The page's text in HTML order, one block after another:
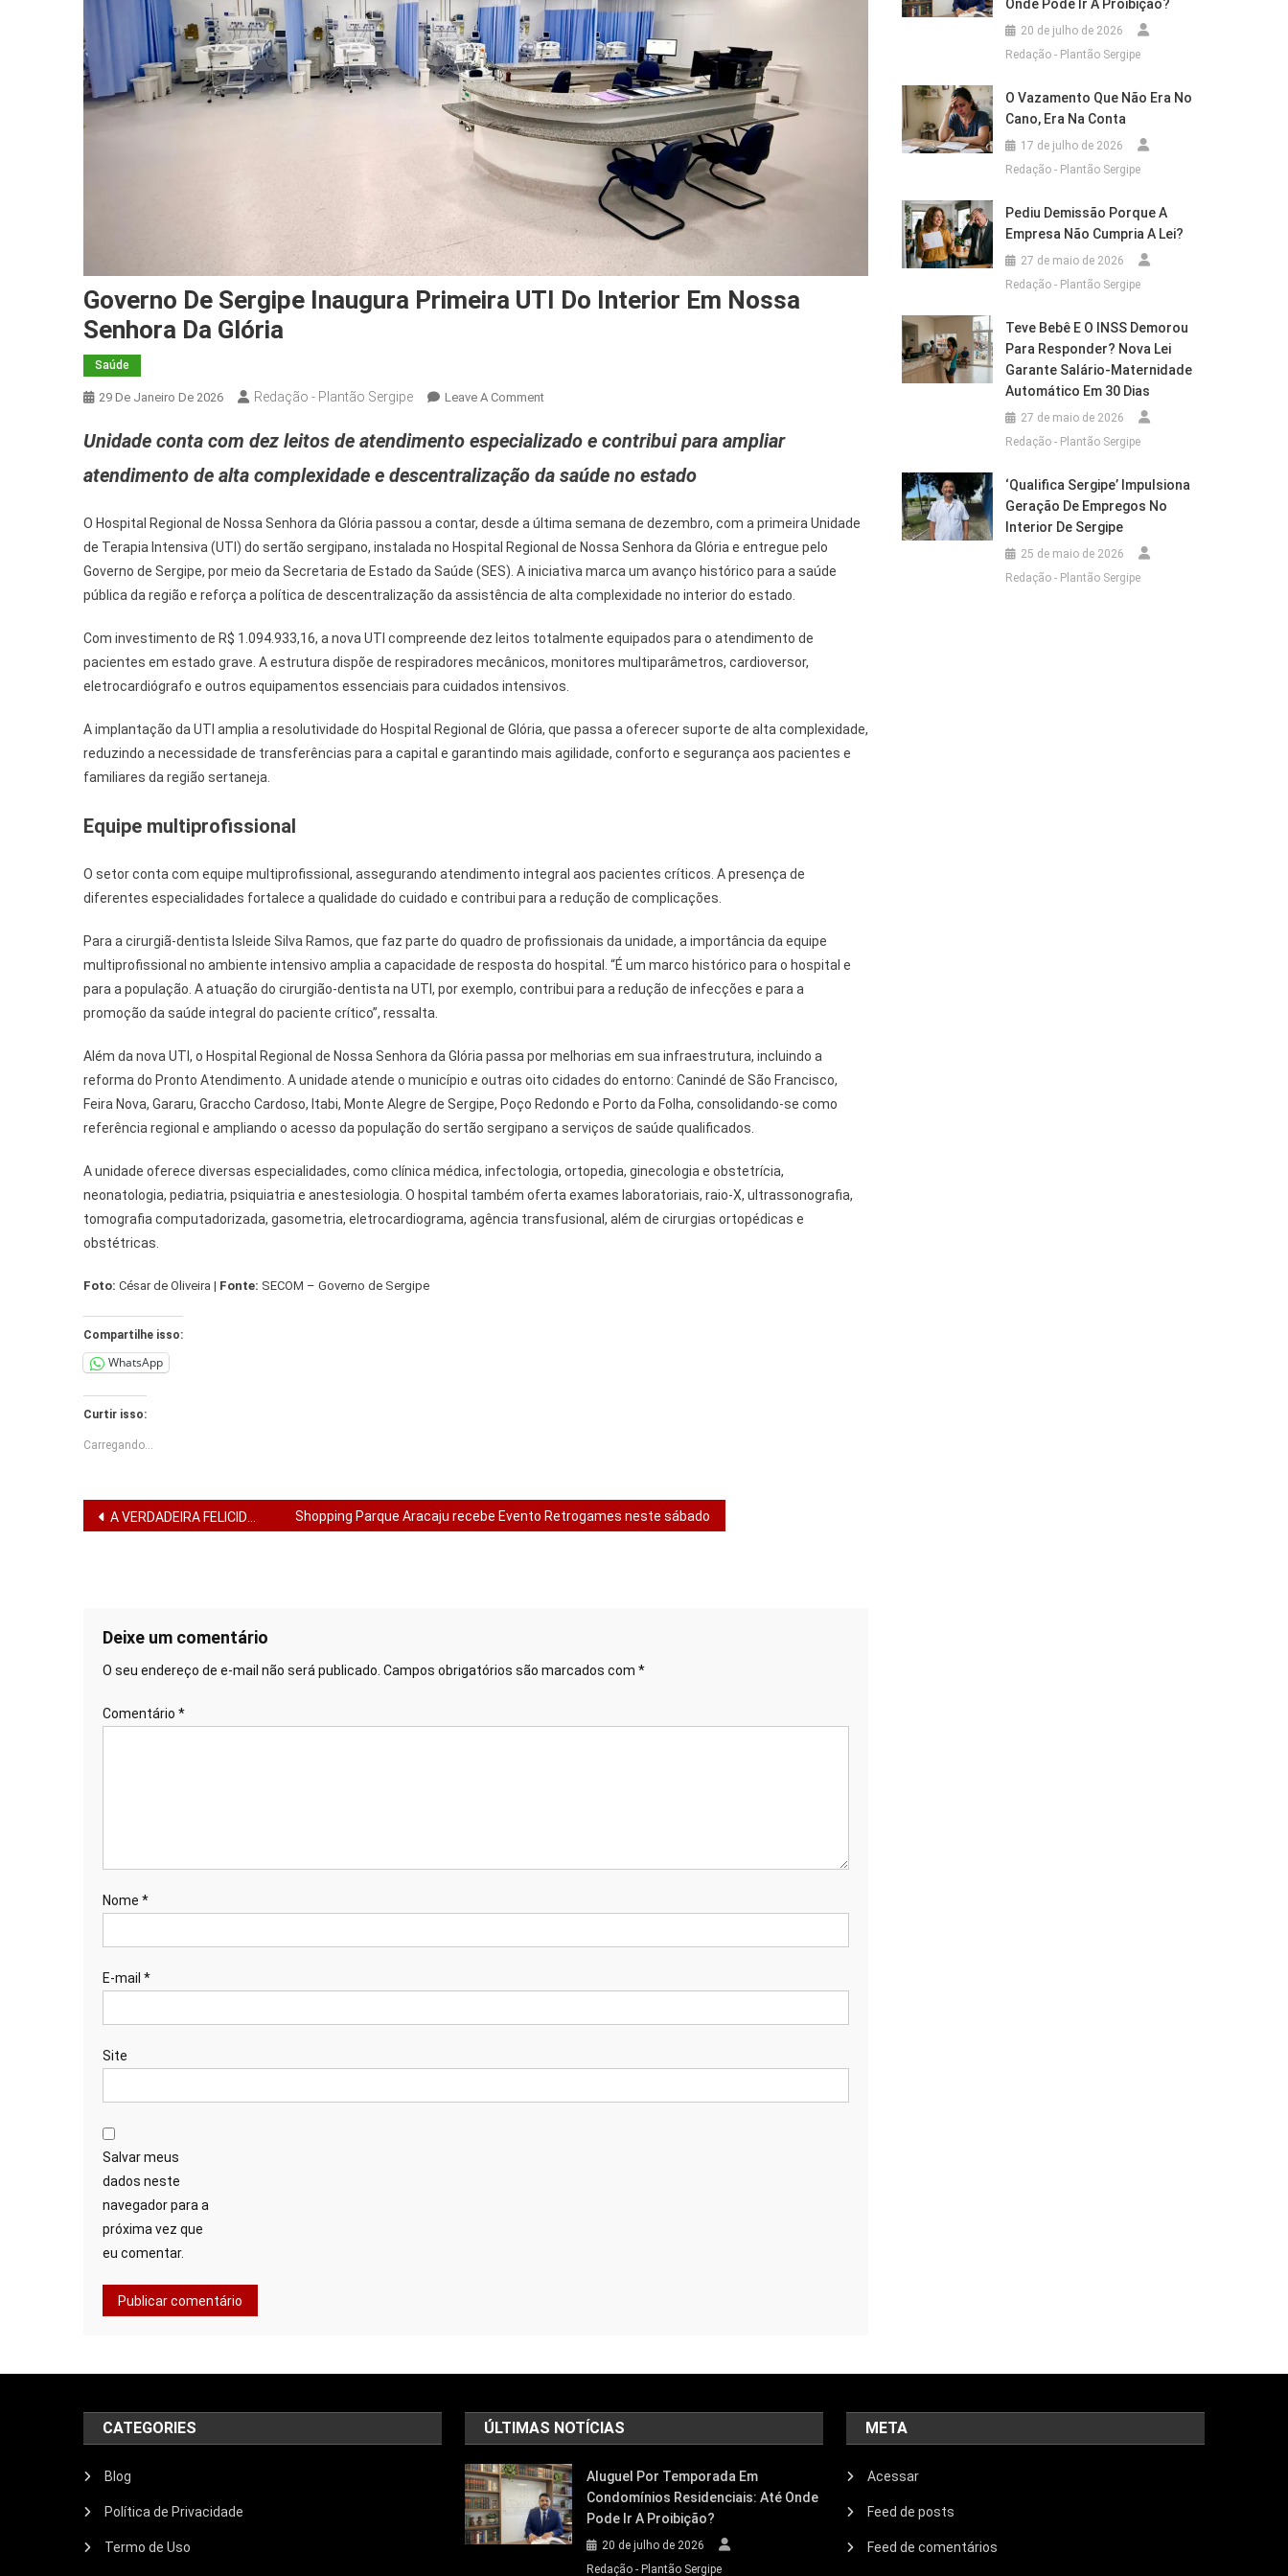
Governo De Sergipe Inaugura Primeira UTI Do Interior Em Nossa
Senhora Da Glória
Saúde
29 De Janeiro De 2026 Redação - Plantão Sergipe Leave A CommentOn
De
Inaugura
UTI
Do
Interior
Em
Senhora
Da
Glória
Unidade conta com dez leitos de atendimento especializado e contribui para ampliar
atendimento de alta complexidade e descentralização da saúde no estado
O Hospital Regional de Nossa Senhora da Glória passou a contar, desde a última semana de dezembro, com a primeira Unidade
de Terapia Intensiva (UTI) do sertão sergipano, instalada no Hospital Regional de Nossa Senhora da Glória e entregue pelo
Governo de Sergipe, por meio da Secretaria de Estado da Saúde (SES). A iniciativa marca um avanço histórico para a saúde
pública da região e reforça a política de descentralização da assistência de alta complexidade no interior do estado.
Com investimento de R$ 1.094.933,16, a nova UTI compreende dez leitos totalmente equipados para o atendimento de
pacientes em estado grave. A estrutura dispõe de respiradores mecânicos, monitores multiparâmetros, cardioversor,
eletrocardiógrafo e outros equipamentos essenciais para cuidados intensivos.
A implantação da UTI amplia a resolutividade do Hospital Regional de Glória, que passa a oferecer suporte de alta complexidade,
reduzindo a necessidade de transferências para a capital e garantindo mais agilidade, conforto e segurança aos pacientes e
familiares da região sertaneja.
Equipe multiprofissional
O setor conta com equipe multiprofissional, assegurando atendimento integral aos pacientes críticos. A presença de
diferentes especialidades fortalece a qualidade do cuidado e contribui para a redução de complicações.
Para a cirurgiã-dentista Isleide Silva Ramos, que faz parte do quadro de profissionais da unidade, a importância da equipe
multiprofissional no ambiente intensivo amplia a capacidade de resposta do hospital. “É um marco histórico para o hospital e
para a população. A atuação do cirurgião-dentista na UTI, por exemplo, contribui para a redução de infecções e para a
promoção da saúde integral do paciente crítico”, ressalta.
Além da nova UTI, o Hospital Regional de Nossa Senhora da Glória passa por melhorias em sua infraestrutura, incluindo a
reforma do Pronto Atendimento. A unidade atende o município e outras oito cidades do entorno: Canindé de São Francisco,
Feira Nova, Gararu, Graccho Cardoso, Itabi, Monte Alegre de Sergipe, Poço Redondo e Porto da Folha, consolidando-se como
referência regional e ampliando o acesso da população do sertão sergipano a serviços de saúde qualificados.
A unidade oferece diversas especialidades, como clínica médica, infectologia, ortopedia, ginecologia e obstetrícia,
neonatologia, pediatria, psiquiatria e anestesiologia. O hospital também oferta exames laboratoriais, raio-X, ultrassonografia,
tomografia computadorizada, gasometria, eletrocardiograma, agência transfusional, além de cirurgias ortopédicas e
obstétricas.
Foto: César de Oliveira | Fonte: SECOM – Governo de Sergipe
Compartilhe isso:
WhatsApp
Curtir isso:
Carregando...
Navegação
A VERDADEIRA FELICIDADE Shopping Parque Aracaju recebe Evento Retrogames neste sábado
Deixe um comentário
O seu endereço de e-mail não será publicado. Campos obrigatórios são marcados com *
Comentário *
Nome *
E-mail *
Site
Salvar meus
dados neste
navegador para a
próxima vez que
eu comentar.
Onde Pode Ir A Proibição?
20 de julho de 2026
Redação - Plantão Sergipe
O Vazamento Que Não Era No
Cano, Era Na Conta
17 de julho de 2026
Redação - Plantão Sergipe
Pediu Demissão Porque A
Empresa Não Cumpria A Lei?
27 de maio de 2026
Redação - Plantão Sergipe
Teve Bebê E O INSS Demorou
Para Responder? Nova Lei
Garante Salário-Maternidade
Automático Em 30 Dias
27 de maio de 2026
Redação - Plantão Sergipe
‘Qualifica Sergipe’ Impulsiona
Geração De Empregos No
Interior De Sergipe
25 de maio de 2026
Redação - Plantão Sergipe
CATEGORIES
Blog
Política de Privacidade
Termo de Uso
ÚLTIMAS NOTÍCIAS
Aluguel Por Temporada Em
Condomínios Residenciais: Até Onde
Pode Ir A Proibição?
20 de julho de 2026
Redação - Plantão Sergipe
META
Acessar
Feed de posts
Feed de comentários